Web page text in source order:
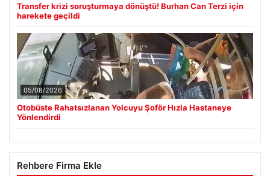
Transfer krizi soruşturmaya dönüştü! Burhan Can Terzi için
harekete geçildi
05/08/2026
Otobüste Rahatsızlanan Yolcuyu Şoför Hızla Hastaneye
Yönlendirdi
Rehbere Firma Ekle